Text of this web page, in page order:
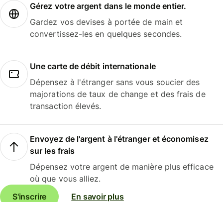
Gérez votre argent dans le monde entier.
Gardez vos devises à portée de main et
convertissez-les en quelques secondes.
Une carte de débit internationale
Dépensez à l'étranger sans vous soucier des
majorations de taux de change et des frais de
transaction élevés.
Envoyez de l'argent à l'étranger et économisez
sur les frais
Dépensez votre argent de manière plus efficace
où que vous alliez.
S'inscrire
En savoir plus